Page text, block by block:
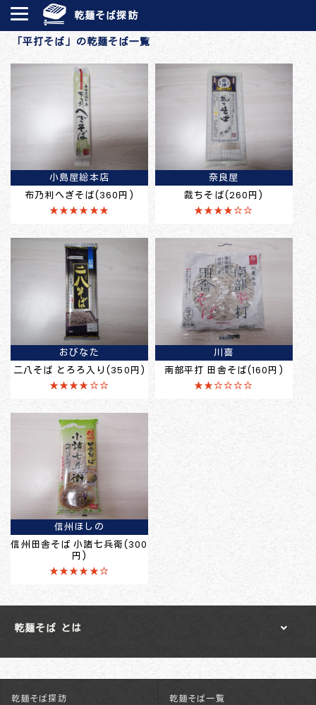
乾麺そば探訪
「平打そば」の乾麺そば一覧
小島屋総本店
布乃利へぎそば(360円)
★★★★★★
奈良屋
裁ちそば(260円)
★★★★☆☆
おびなた
二八そば とろろ入り(350円)
★★★★☆☆
川喜
南部平打 田舎そば(160円)
★★☆☆☆☆
信州ほしの
信州田舎そば 小諸七兵衛(300
円)
★★★★★☆
乾麺そば とは
乾麺そば探訪 乾麺そば一覧